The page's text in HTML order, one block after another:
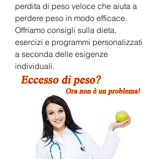
perdita di peso veloce che aiuta a
perdere peso in modo efficace.
Offriamo consigli sulla dieta,
esercizi e programmi personalizzati
a seconda delle esigenze
individuali.